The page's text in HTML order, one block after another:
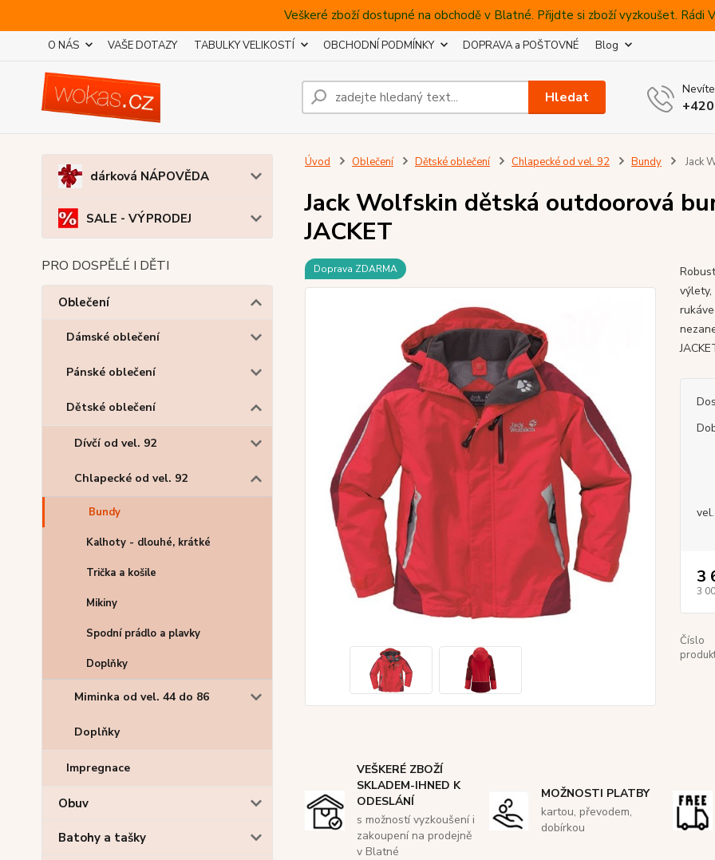
Veškeré zboží dostupné na obchodě v Blatné. Přijdte si zboží vyzkoušet. Rádi
O NÁS VAŠE DOTAZY TABULKY VELIKOSTÍ OBCHODNÍ PODMÍNKY DOPRAVA a POŠTOVNÉ Blog
Hledat
dárková NÁPOVĚDA
SALE - VÝPRODEJ
PRO DOSPĚLÉ I DĚTI
Oblečení
Dámské oblečení
Pánské oblečení
Dětské oblečení
Dívčí od vel. 92
Chlapecké od vel. 92
Bundy
Kalhoty - dlouhé, krátké
Trička a košile
Mikiny
Spodní prádlo a plavky
Doplňky
Miminka od vel. 44 do 86
Doplňky
Impregnace
Obuv
Batohy a tašky
Úvod Oblečení Dětské oblečení Chlapecké od vel. 92 Bundy Jack
Jack Wolfskin dětská outdoorová
JACKET
Doprava ZDARMA
3
3
Číslo
VEŠKERÉ ZBOŽÍ
SKLADEM-IHNED K
ODESLÁNÍ
s možností vyzkoušení i
zakoupení na prodejně
v Blatné
MOŽNOSTI PLATBY
kartou, převodem,
dobírkou